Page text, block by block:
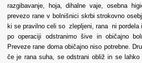
razgibavanje, hoja, dihalne vaje, osebna
prevezo rane v bolnišnici skrbi strokovno
ki se pravilno celi so zlepljeni, rana ni pordela
po operaciji odstranimo šive in običajno
Preveze rane doma običajno niso potrebne.
če je rana suha, se odstrani obliž in se